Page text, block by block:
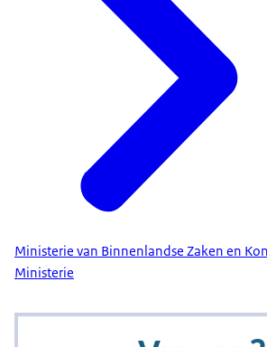
Ministerie van Binnenlandse Zaken en
Ministerie